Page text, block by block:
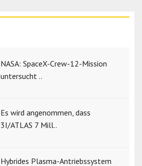
NASA: SpaceX-Crew-12-Mission
untersucht ..
Es wird angenommen, dass
3I/ATLAS 7 Mill..
Hybrides Plasma-Antriebssystem